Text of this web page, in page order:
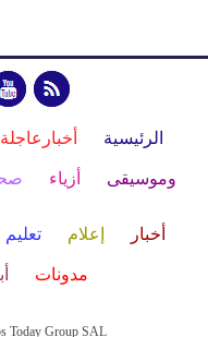
الرئيسية أخبارعاجلة
وموسيقى أزياء
أخبار إعلام تعليم
مدونات
Today Group SAL